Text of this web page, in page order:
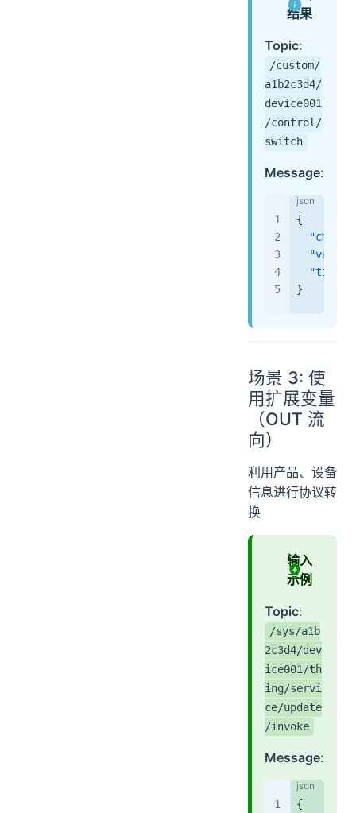
结果
Topic:
/custom/
a1b2c3d4/
device001
/control/
switch
Message:
{
  "cmd"
  "value"
}
场景 3: 使
用扩展变量
（OUT 流
向）
利用产品、设备
信息进行协议转
换
输入
示例
Topic:
/sys/a1b
2c3d4/dev
ice001/th
ing/servi
ce/update
/invoke
Message:
{